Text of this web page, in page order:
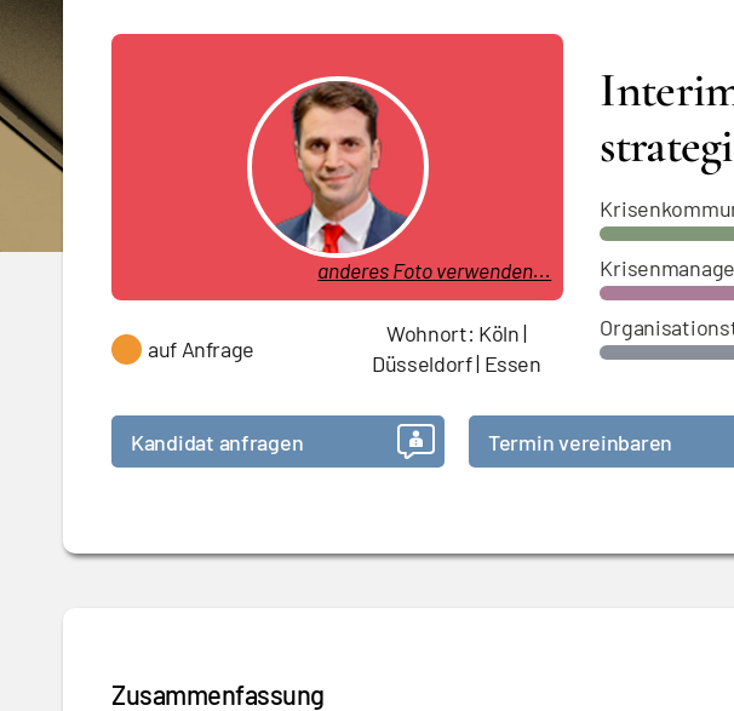
anderes Foto verwenden...
auf Anfrage
Wohnort: Köln |
Düsseldorf | Essen
Kandidat anfragen Termin vereinbaren
Zusammenfassung